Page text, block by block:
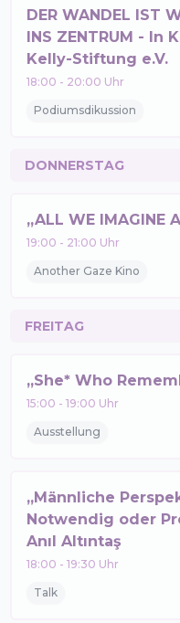
DER WANDEL IST
INS ZENTRUM -
Kelly-Stiftung e.V.
18:00 - 20:00 Uhr
Podiumsdikussion
DONNERSTAG
„ALL WE IMAGINE
19:00 - 21:00 Uhr
Another Gaze Kino
FREITAG
„She* Who
15:00 -19:00 Uhr
Ausstellung
„Männliche
Notwendig oder
Anıl Altıntaş
18:00 -19:30 Uhr
Talk